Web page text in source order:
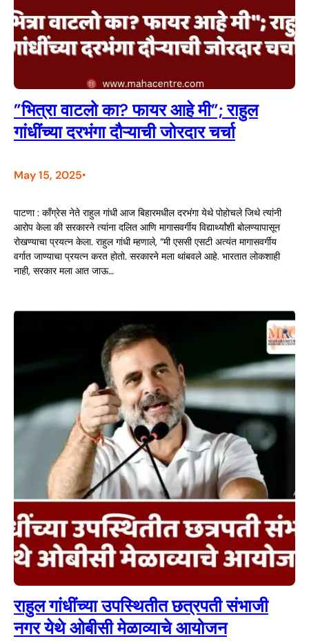
”भित्रा वाटलो का? फायर आहे मी”; राहुल
गांधींच्या दरभंगा दौऱ्याची जोरदार चर्चा
May 15, 2025•
पाटणा : काँग्रेस नेते राहुल गांधी आज बिहारमधील दरभंगा येथे पोहोचले जिथे त्यांनी
आरोप केला की सरकारने त्यांना दलित आणि मागासवर्गीय विद्यार्थ्यांशी बोलण्यापासून
रोखण्याचा प्रयत्न केला. राहुल गांधी म्हणाले, “मी एससी एसटी अत्यंत मागासवर्गीय
वर्गात जाण्याचा प्रयत्न करत होतो. सरकारने मला थांबवले आहे. भारतात लोकशाही
नाही, सरकार मला आत जाऊ…
राहुल गांधींच्या उपस्थितीत छत्रपती संभाजी
नगर येथे ओबीसी मेळाव्याचे आयोजन